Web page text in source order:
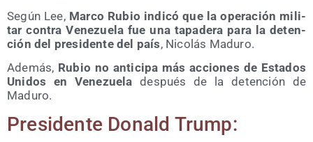
Según Lee, Mar­co Rubio indi­có que la ope­ra­ción mili­
tar con­tra Vene­zue­la fue una tapa­de­ra para la deten­
ción del pre­si­den­te del país, Nico­lás Maduro.
Ade­más, Rubio no anti­ci­pa más accio­nes de Esta­dos
Uni­dos en Vene­zue­la des­pués de la deten­ción de
Maduro.
Pre­si­den­te Donald Trump: